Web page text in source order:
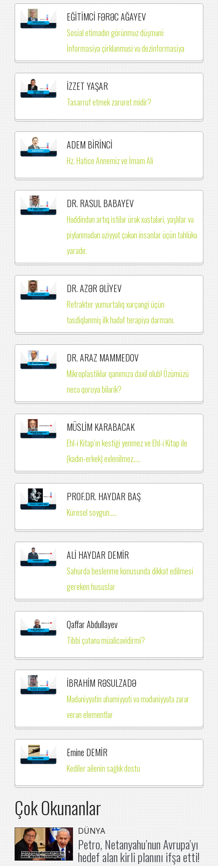
EĞİTİMCİ FƏRƏC AĞAYEV
Sosial etimadın görünməz düşməni:
İnformasiya çirklənməsi və dezinformasiya
İZZET YAŞAR
Tasarruf etmek zaruret midir?
ADEM BİRİNCİ
Hz. Hatice Annemiz ve İmam Ali
DR. RASUL BABAYEV
Həddindən artıq istilər ürək xəstələri, yaşlılar və
piylənmədən əziyyət çəkən insanlar üçün təhlükə
yaradır.
DR. AZƏR ƏLİYEV
Refrakter yumurtalıq xərçəngi üçün
təsdiqlənmiş ilk hədəf terapiya dərmanı.
DR. ARAZ MAMMEDOV
Mikroplastiklər qanımıza daxil olub! Özümüzü
necə qoruya bilərik?
MÜSLİM KARABACAK
Ehl-i Kitap’ın kestiği yenmez ve Ehl-i Kitap ile
(kadın-erkek) evlenilmez.….
PROF.DR. HAYDAR BAŞ
Küresel soygun.....
ALİ HAYDAR DEMİR
Sahurda beslenme konusunda dikkat edilmesi
gereken hususlar
Qaffar Abdullayev
Tibbi çətənə müalicəvidirmi?
İBRAHİM RƏSULZADƏ
Mədəniyyətin əhəmiyyəti və mədəniyyətə zərər
verən elementlər
Emine DEMİR
Kediler ailenin sağlık dostu
Çok Okunanlar
DÜNYA
Petro, Netanyahu’nun Avrupa’yı
hedef alan kirli planını ifşa etti!